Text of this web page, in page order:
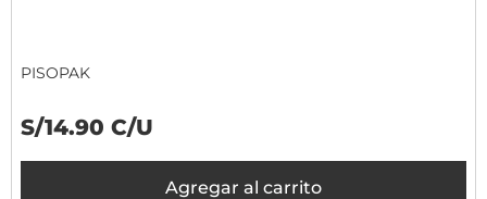
PISOPAK
S/14.90 C/U
Agregar al carrito